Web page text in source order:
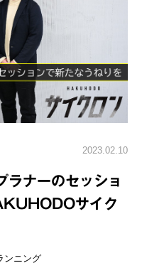
2023.02.10
ラナーのセッショ
サイク
ンニング